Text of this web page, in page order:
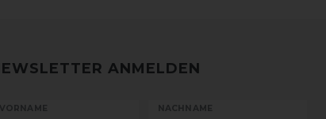
ANMELDEN
VORNAME NACHNAME